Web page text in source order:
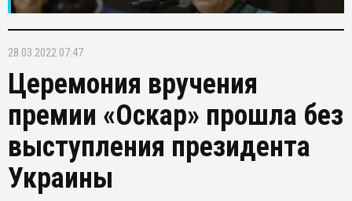
28.03.2022 07:47
Церемония вручения
премии «Оскар» прошла без
выступления президента
Украины